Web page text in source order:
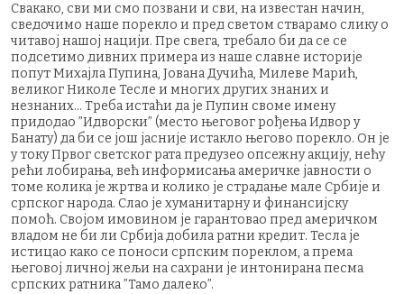
Свакако, сви ми смо позвани и сви, на известан начин,
сведочимо наше порекло и пред светом стварамо слику о
читавој нашој нацији. Пре свега, требало би да се се
подсетимо дивних примера из наше славне историје
попут Михајла Пупина, Јована Дучића, Милеве Марић,
великог Николе Тесле и многих других знаних и
незнаних… Треба истаћи да је Пупин своме имену
придодао ”Идворски” (место његовог рођења Идвор у
Банату) да би се још јасније истакло његово порекло. Он је
у току Првог светског рата предузео опсежну акцију, нећу
рећи лобирања, већ информисања америчке јавности о
томе колика је жртва и колико је страдање мале Србије и
српског народа. Слао је хуманитарну и финансијску
помоћ. Својом имовином је гарантовао пред америчком
владом не би ли Србија добила ратни кредит. Тесла је
истицао како се поноси српским пореклом, а према
његовој личној жељи на сахрани је интонирана песма
српских ратника ”Тамо далеко”.